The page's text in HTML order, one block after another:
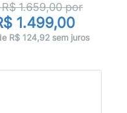
R$1.659,00por
1.499,00
R$ 124,92 sem juros